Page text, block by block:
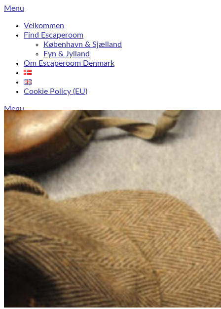
Skip
content
Menu
Velkommen
Find Escaperoom
København & Sjælland
Fyn & Jylland
Om Escaperoom Denmark
Cookie Policy (EU)
Menu